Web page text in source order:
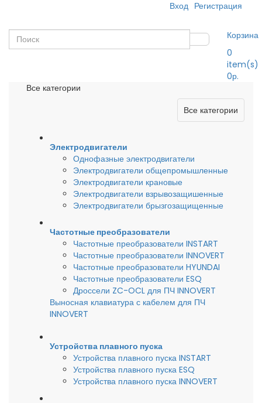
Вход Регистрация
Корзина
0
item(s)
0р.
Все категории
Все категории
Электродвигатели
Однофазные электродвигатели
Электродвигатели общепромышленные
Электродвигатели крановые
Электродвигатели взрывозащишенные
Электродвигатели брызгозащищенные
Частотные преобразователи
Частотные преобразователи INSTART
Частотные преобразователи INNOVERT
Частотные преобразователи HYUNDAI
Частотные преобразователи ESQ
Дроссели ZC-OCL для ПЧ INNOVERT
Выносная клавиатура с кабелем для ПЧ
INNOVERT
Устройства плавного пуска
Устройства плавного пуска INSTART
Устройства плавного пуска ESQ
Устройства плавного пуска INNOVERT